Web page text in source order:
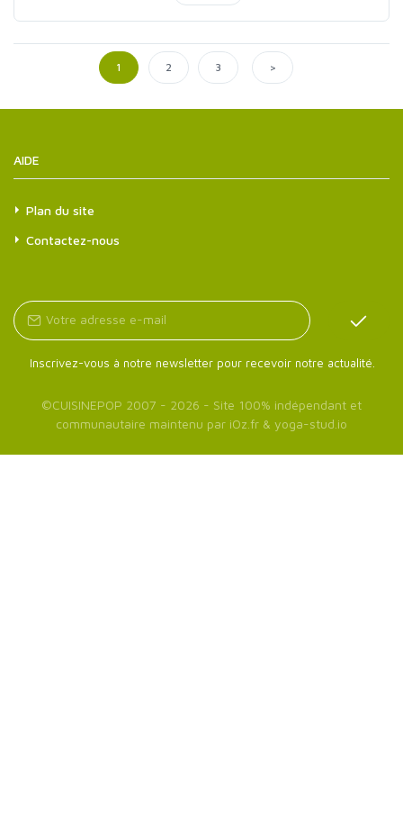
1 2 3 >
AIDE
Plan du site
Contactez-nous
Inscrivez-vous à notre newsletter pour recevoir notre actualité.
©CUISINEPOP 2007 - 2026 - Site 100% indépendant et
communautaire maintenu par iOz.fr & yoga-stud.io